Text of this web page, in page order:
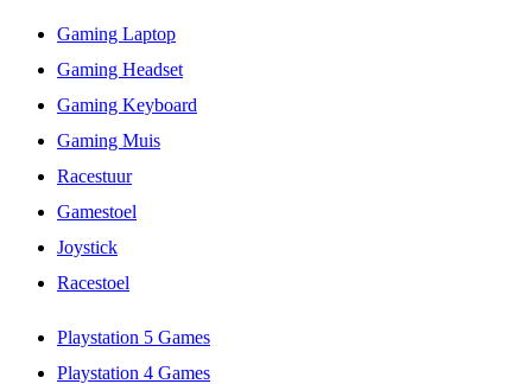
Gaming Laptop
Gaming Headset
Gaming Keyboard
Gaming Muis
Racestuur
Gamestoel
Joystick
Racestoel
Playstation 5 Games
Playstation 4 Games